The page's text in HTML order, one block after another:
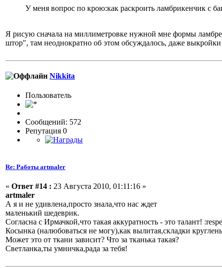
У меня вопрос по крою:как раскроить ламбрикенчик с
Я рисую сначала на миллиметровке нужной мне формы
штор", там неоднократно об этом обсуждалось, даже
Nikkita
Пользовaтeль
Сообщений: 572
Репутация 0
Re: Работы artmaler
« Ответ #14 : 23 Августа 2010, 01:11:16 »
artmaler
А я и не удивлена,просто знала,что нас ждет
маленький шедеврик.
Согласна с Ирмачкой,что такая аккуратность - это талант!
Косынка (налюбоваться не могу),как вылитая,складки
Может это от ткани зависит? Что за тканька такая?
Светланка,ты умничка,рада за тебя!